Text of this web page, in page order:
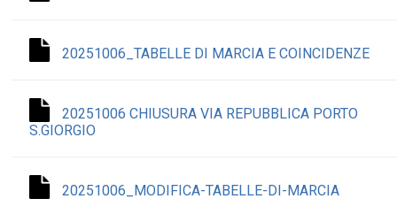
20251006_TABELLE DI MARCIA E COINCIDENZE
20251006 CHIUSURA VIA REPUBBLICA PORTO
S.GIORGIO
20251006_MODIFICA-TABELLE-DI-MARCIA